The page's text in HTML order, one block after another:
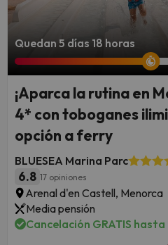
Quedan 5 días 18 horas
¡Aparca la rutina en
4* con toboganes
opción a ferry
BLUESEA Marina Parc
6.8 17 opiniones
Arenal d'en Castell, Menorca
Media pensión
Cancelación GRATIS